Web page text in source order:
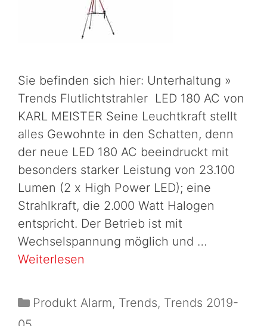
Sie befinden sich hier: Unterhaltung »
Trends Flutlichtstrahler LED 180 AC von
KARL MEISTER Seine Leuchtkraft stellt
alles Gewohnte in den Schatten, denn
der neue LED 180 AC beeindruckt mit
besonders starker Leistung von 23.100
Lumen (2 x High Power LED); eine
Strahlkraft, die 2.000 Watt Halogen
entspricht. Der Betrieb ist mit
Wechselspannung möglich und …
Weiterlesen
Produkt Alarm, Trends, Trends 2019-